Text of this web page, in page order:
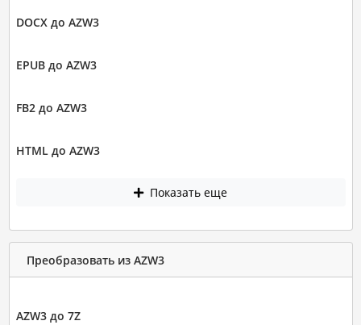
DOCX до AZW3
EPUB до AZW3
FB2 до AZW3
HTML до AZW3
Показать еще
Преобразовать из AZW3
AZW3 до 7Z